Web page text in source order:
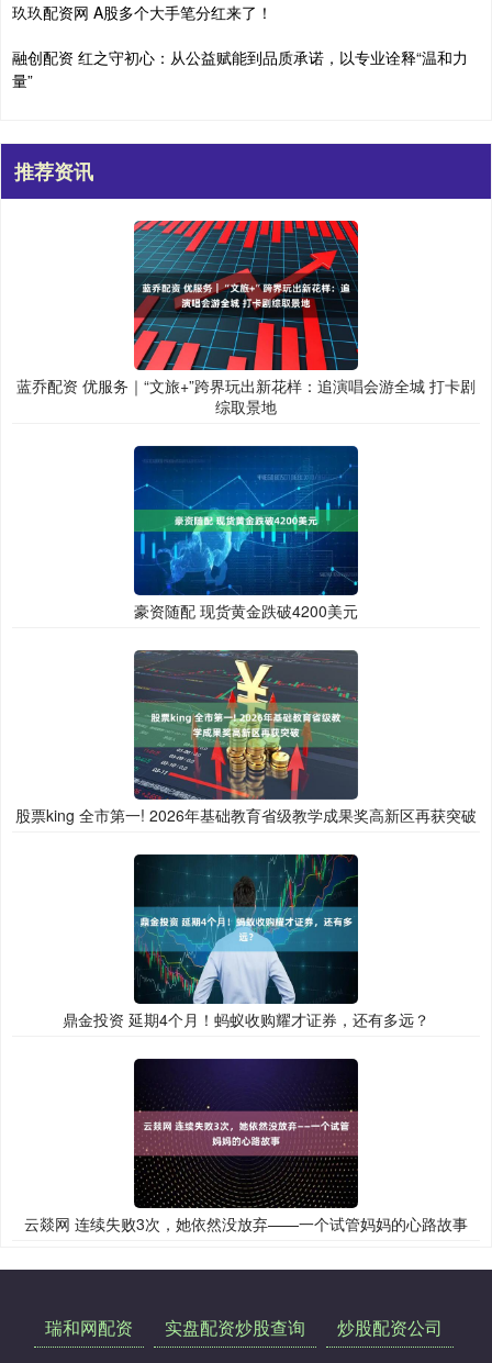
玖玖配资网 A股多个大手笔分红来了！
融创配资 红之守初心：从公益赋能到品质承诺，以专业诠释“温和力
量”
推荐资讯
蓝乔配资 优服务｜“文旅+”跨界玩出新花样：追演唱会游全城 打卡剧
综取景地
豪资随配 现货黄金跌破4200美元
股票king 全市第一! 2026年基础教育省级教学成果奖高新区再获突破
鼎金投资 延期4个月！蚂蚁收购耀才证券，还有多远？
云燚网 连续失败3次，她依然没放弃——一个试管妈妈的心路故事
瑞和网配资 实盘配资炒股查询 炒股配资公司